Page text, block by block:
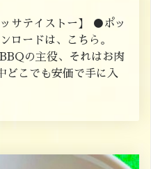
サテイストー】 ●ポッ
ロードは、こちら。
の主役、それはお肉
どこでも安価で手に入